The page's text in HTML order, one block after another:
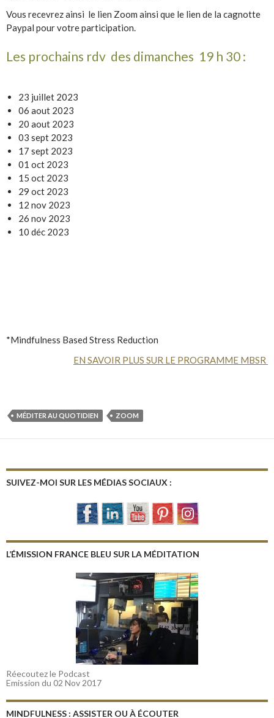
Vous recevrez ainsi le lien Zoom ainsi que le lien de la cagnotte
Paypal pour votre participation.
Les prochains rdv des dimanches 19 h 30 :
23 juillet 2023
06 aout 2023
20 aout 2023
03 sept 2023
17 sept 2023
01 oct 2023
15 oct 2023
29 oct 2023
12 nov 2023
26 nov 2023
10 déc 2023
*Mindfulness Based Stress Reduction
EN SAVOIR PLUS SUR LE PROGRAMME MBSR
MÉDITER AU QUOTIDIEN ZOOM
SUIVEZ-MOI SUR LES MÉDIAS SOCIAUX :
L’ÉMISSION FRANCE BLEU SUR LA MÉDITATION
Réecoutez le Podcast
Emission du 02 Nov 2017
MINDFULNESS : ASSISTER OU À ÉCOUTER